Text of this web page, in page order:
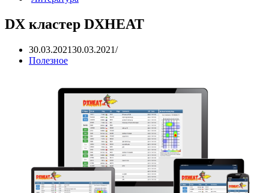
DX кластер DXHEAT
30.03.202130.03.2021
Полезное